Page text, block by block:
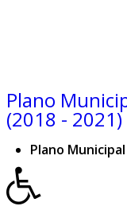
Plano
(2018 - 2021)
Plano